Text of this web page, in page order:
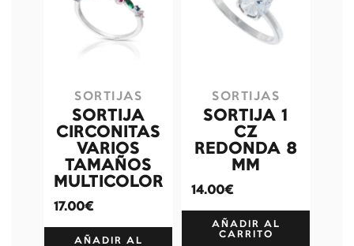
SORTIJAS
SORTIJA
CIRCONITAS
VARIOS
TAMAÑOS
MULTICOLOR
17.00€
AÑADIR AL
SORTIJAS
SORTIJA 1
CZ
REDONDA 8
MM
14.00€
AÑADIR AL
CARRITO